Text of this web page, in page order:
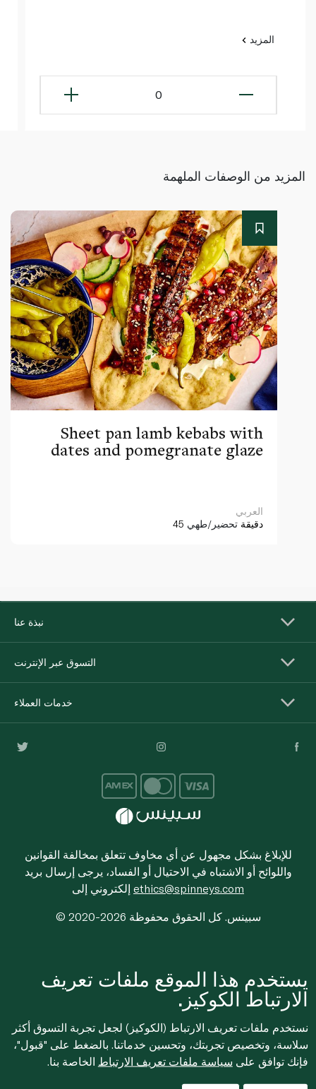
المزيد
0
المزيد من الوصفات الملهمة
Sheet pan lamb kebabs with
dates and pomegranate glaze
العربي
45 دقيقة تحضير/طهي
نبذة عنا
التسوق عبر الإنترنت
خدمات العملاء
للإبلاغ بشكل مجهول عن أي مخاوف تتعلق بمخالفة القوانين
واللوائح أو الاشتباه في الاحتيال أو الفساد، يرجى إرسال بريد
ethics@spinneys.com
© 2020-2026 سبينس. كل الحقوق محفوظة
يستخدم هذا الموقع ملفات تعريف
الارتباط الكوكيز.
نستخدم ملفات تعريف الارتباط (الكوكيز) لجعل تجربة التسوق أكثر
سلاسة، وتخصيص تجربتك، وتحسين خدماتنا. بالضغط على "قبول"،
فإنك توافق على سياسة ملفات تعريف الارتباط الخاصة بنا.